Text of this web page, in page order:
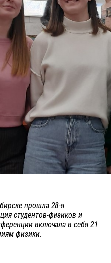
прошла 28-я
студентов-физиков и
включала в себя 21
физики.